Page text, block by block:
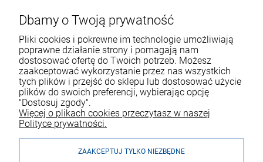
VOICESHOP.PL
ZAKUPY
Dbamy o Twoją prywatność
Pliki cookies i pokrewne im technologie umożliwiają
poprawne działanie strony i pomagają nam
dostosować ofertę do Twoich potrzeb. Możesz
zaakceptować wykorzystanie przez nas wszystkich
tych plików i przejść do sklepu lub dostosować użycie
plików do swoich preferencji, wybierając opcję
"Dostosuj zgody".
Więcej o plikach cookies przeczytasz w naszej
Polityce prywatności.
ZAAKCEPTUJ TYLKO NIEZBĘDNE